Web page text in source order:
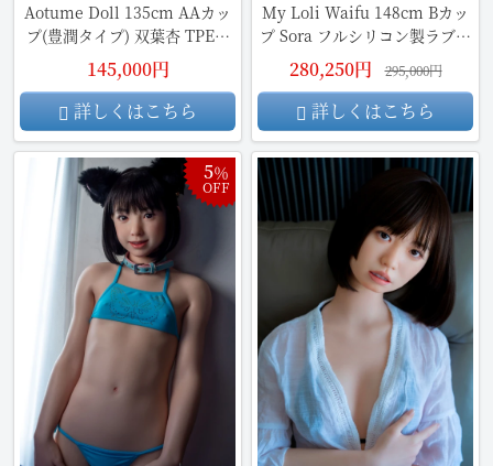
Aotume Doll 135cm AAカッ
プ(豊潤タイプ) 双葉杏 TPE製
ラブドール
145,000円
詳しくはこちら
My Loli Waifu 148cm Bカッ
プ Sora フルシリコン製ラブド
ール
280,250円 295,000円
詳しくはこちら
5％
OFF